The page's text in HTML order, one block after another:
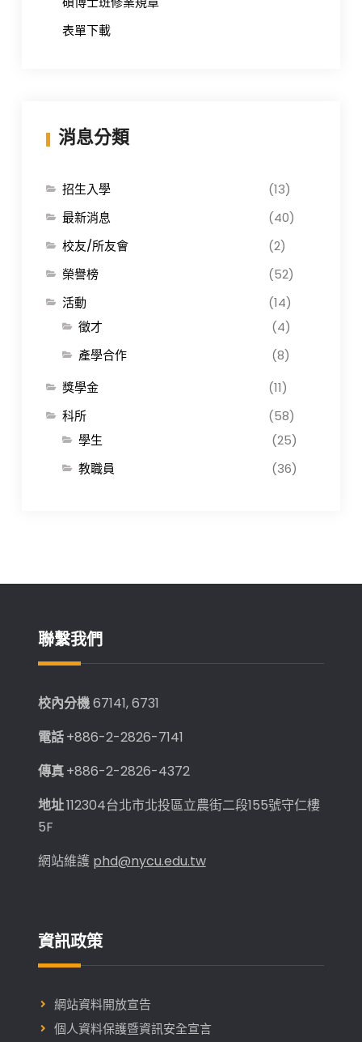
表單下載
消息分類
招生入學
(13)
最新消息
(40)
校友/所友會
(2)
榮譽榜
(52)
活動
(14)
徵才
(4)
產學合作
(8)
獎學金
(11)
科所
(58)
學生
(25)
教職員
(36)
聯繫我們
校內分機67141, 6731
電話+886-2-2826-7141
傳真+886-2-2826-4372
地址112304台北市北投區立農街二段155號守仁樓
5F
網站維護 phd@nycu.edu.tw
資訊政策
網站資料開放宣告
個人資料保護暨資訊安全宣言